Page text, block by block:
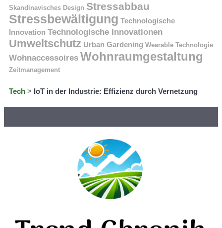
Skandinavisches Design Stressabbau
Stressbewältigung Technologische
Innovation Technologische Innovationen
Umweltschutz Urban Gardening Wearable Technologie
Wohnaccessoires Wohnraumgestaltung
Zeitmanagement
Tech > IoT in der Industrie: Effizienz durch Vernetzung